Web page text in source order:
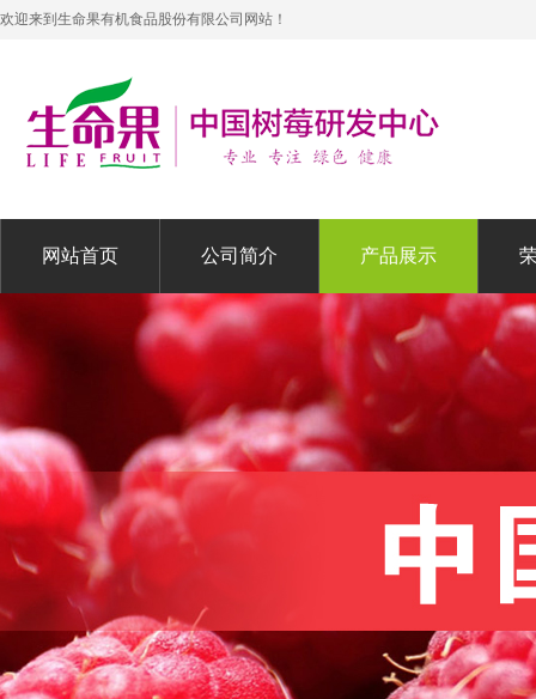
欢迎来到生命果有机食品股份有限公司网站！
网站首页 公司简介 产品展示